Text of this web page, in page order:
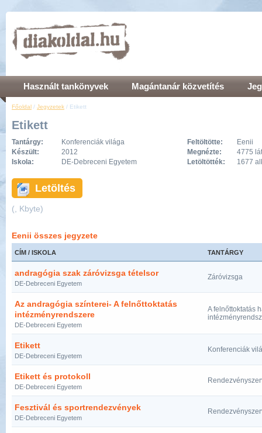
Használt tankönyvek Magántanár közvetítés
Főoldal / Jegyzetek / Etikett
Etikett
Tantárgy: Konferenciák világa Feltöltötte:
Eenii
Készült:
2012 Megnézte:
4775
Iskola:
DE-Debreceni Egyetem Letöltötték: 1677
Letöltés
(, Kbyte)
Eenii összes jegyzete
CÍM / ISKOLA TANTÁRGY
andragógia szak záróvizsga tételsor
DE-Debreceni Egyetem
Záróvizsga
Az andragógia színterei- A felnőttoktatás
intézményrendszere
DE-Debreceni Egyetem
A felnőttoktatás
Etikett
DE-Debreceni Egyetem
Konferenciák
Etikett és protokoll
DE-Debreceni Egyetem
Fesztivál és sportrendezvények
DE-Debreceni Egyetem